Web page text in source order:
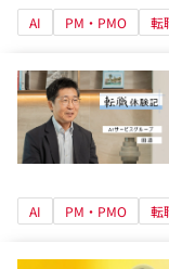
AI PM・PMO 転
AI PM・PMO 転